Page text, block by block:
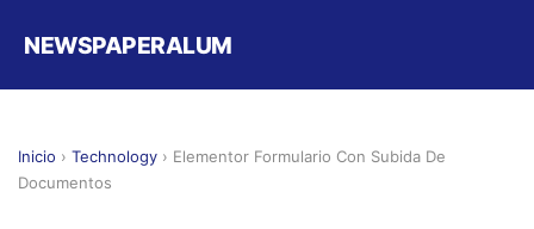
NEWSPAPERALUM
Inicio › Technology › Elementor Formulario Con Subida De
Documentos